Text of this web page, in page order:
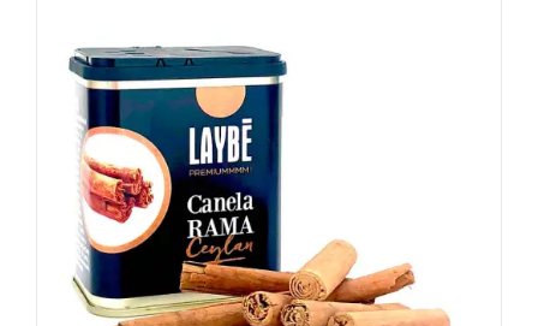
DETALLES